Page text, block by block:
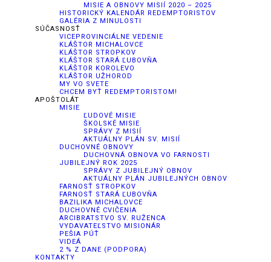
MISIE A OBNOVY MISIÍ 2020 – 2025
HISTORICKÝ KALENDÁR REDEMPTORISTOV
GALÉRIA Z MINULOSTI
SÚČASNOSŤ
VICEPROVINCIÁLNE VEDENIE
KLÁŠTOR MICHALOVCE
KLÁŠTOR STROPKOV
KLÁŠTOR STARÁ ĽUBOVŇA
KLÁŠTOR KOROLEVO
KLÁŠTOR UŽHOROD
MY VO SVETE
CHCEM BYŤ REDEMPTORISTOM!
APOŠTOLÁT
MISIE
ĽUDOVÉ MISIE
ŠKOLSKÉ MISIE
SPRÁVY Z MISIÍ
AKTUÁLNY PLÁN SV. MISIÍ
DUCHOVNÉ OBNOVY
DUCHOVNÁ OBNOVA VO FARNOSTI
JUBILEJNÝ ROK 2025
SPRÁVY Z JUBILEJNÝ OBNOV
AKTUÁLNY PLÁN JUBILEJNÝCH OBNOV
FARNOSŤ STROPKOV
FARNOSŤ STARÁ ĽUBOVŇA
BAZILIKA MICHALOVCE
DUCHOVNÉ CVIČENIA
ARCIBRATSTVO SV. RUŽENCA
VYDAVATEĽSTVO MISIONÁR
PEŠIA PÚŤ
VIDEÁ
2 % Z DANE (PODPORA)
KONTAKTY